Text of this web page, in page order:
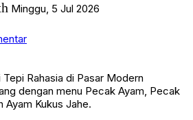
Minggu, 5 Jul 2026